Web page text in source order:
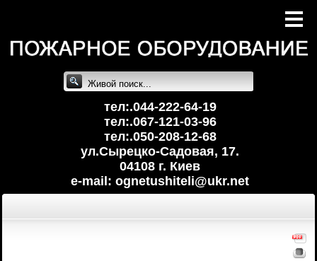
тел:.044-222-64-19
тел:.067-121-03-96
тел:.050-208-12-68
ул.Сырецко-Cадовая, 17.
04108 г. Киев
e-mail: ognetushiteli@ukr.net